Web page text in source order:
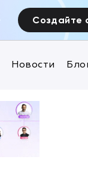
Создайте
Новости